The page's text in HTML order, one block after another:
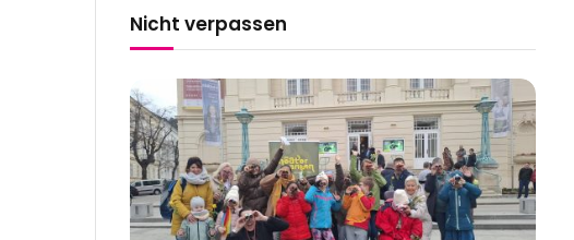
Nicht verpassen